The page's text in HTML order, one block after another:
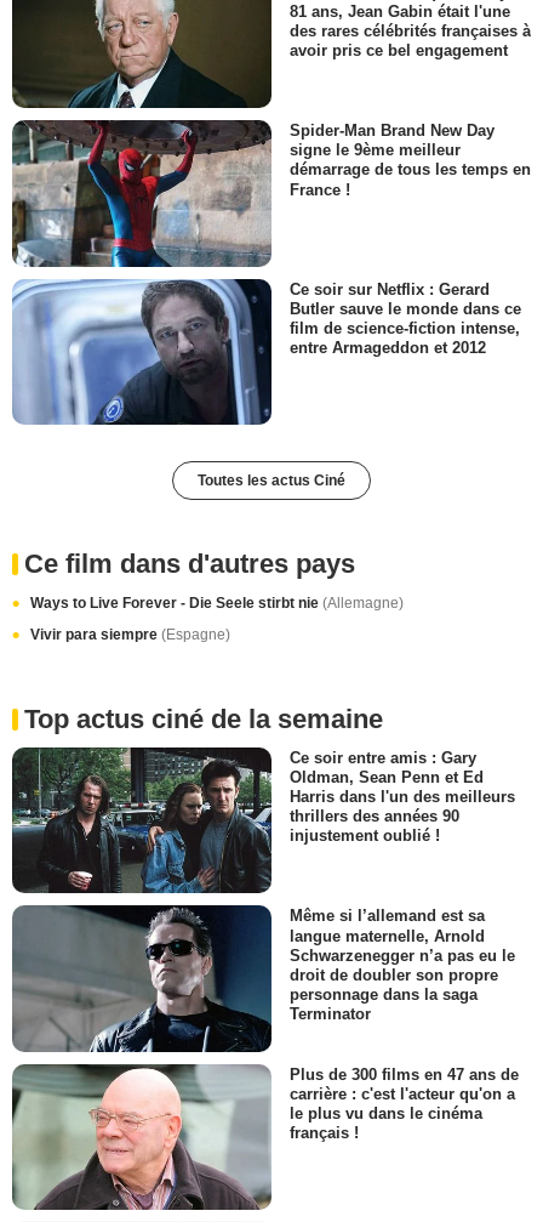
81 ans, Jean Gabin était l'une
des rares célébrités françaises à
avoir pris ce bel engagement
Spider-Man Brand New Day
signe le 9ème meilleur
démarrage de tous les temps en
France !
Ce soir sur Netflix : Gerard
Butler sauve le monde dans ce
film de science-fiction intense,
entre Armageddon et 2012
Toutes les actus Ciné
Ce film dans d'autres pays
Ways to Live Forever - Die Seele stirbt nie (Allemagne)
Vivir para siempre (Espagne)
Top actus ciné de la semaine
Ce soir entre amis : Gary
Oldman, Sean Penn et Ed
Harris dans l'un des meilleurs
thrillers des années 90
injustement oublié !
Même si l’allemand est sa
langue maternelle, Arnold
Schwarzenegger n’a pas eu le
droit de doubler son propre
personnage dans la saga
Terminator
Plus de 300 films en 47 ans de
carrière : c'est l'acteur qu'on a
le plus vu dans le cinéma
français !